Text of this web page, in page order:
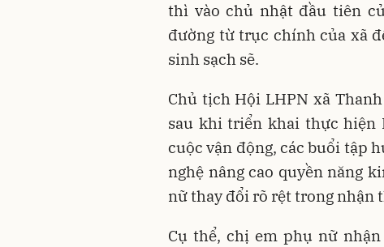
thì vào chủ nhật đầu tiên
đường từ trục chính của xã
sinh sạch sẽ.
Chủ tịch Hội LHPN xã
sau khi triển khai thực hiện
cuộc vận động, các buổi tập
nghệ nâng cao quyền năng
nữ thay đổi rõ rệt trong nhận
Cụ thể, chị em phụ nữ